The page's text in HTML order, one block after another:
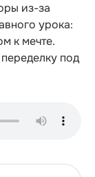
из-за
урока:
к мечте.
под